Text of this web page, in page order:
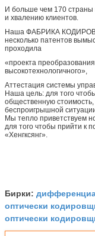
И больше чем 170 страны
и хвалению клиентов.
Наша ФАБРИКА
несколько патентов
проходила
«проекта
высокотехнологичного»,
Аттестация системы
Наша цель: для того
общественную
беспроигрышной
Мы тепло приветствуем
для того чтобы прийти к
«Хенгксянг».
Бирки:
оптически
оптически